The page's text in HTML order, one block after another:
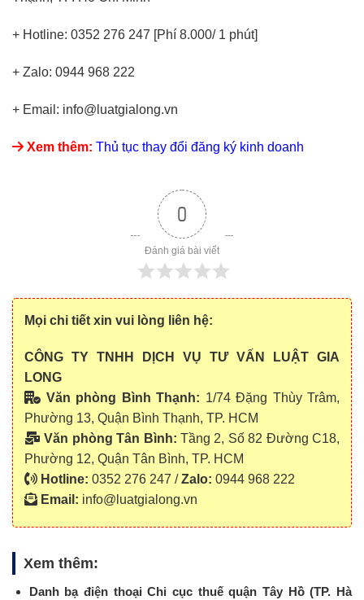
+ Hotline: 0352 276 247 [Phí 8.000/ 1 phút]
+ Zalo: 0944 968 222
+ Email: info@luatgialong.vn
Xem thêm: Thủ tục thay đổi đăng ký kinh doanh
0
Đánh giá bài viết
Mọi chi tiết xin vui lòng liên hệ:
CÔNG TY TNHH DỊCH VỤ TƯ VẤN LUẬT GIA
LONG
Văn phòng Bình Thạnh: 1/74 Đặng Thùy Trâm,
Phường 13, Quận Bình Thạnh, TP. HCM
Văn phòng Tân Bình: Tầng 2, Số 82 Đường C18,
Phường 12, Quận Tân Bình, TP. HCM
Hotline: 0352 276 247 /Zalo: 0944 968 222
Email: info@luatgialong.vn
Xem thêm:
Danh bạ điện thoại Chi cục thuế quận Tây Hồ (TP. Hà